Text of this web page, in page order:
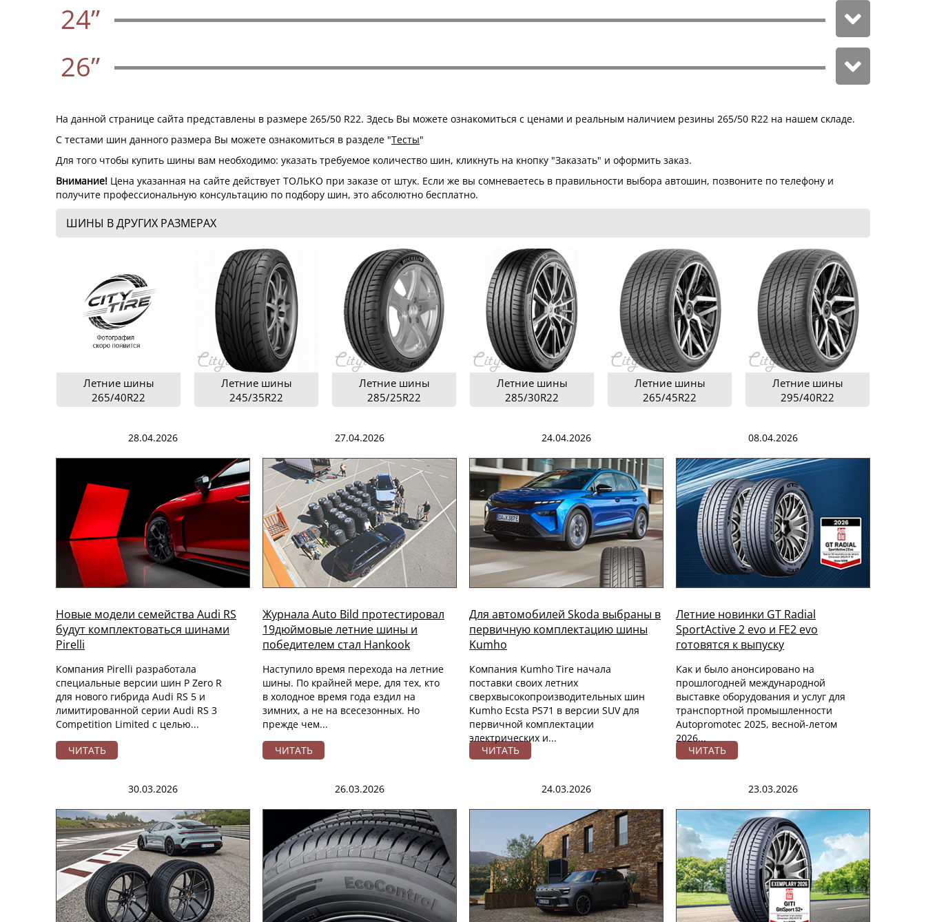
24”
26”
На данной странице сайта представлены в размере 265/50 R22. Здесь Вы можете ознакомиться с ценами и реальным наличием резины 265/50 R22 на нашем складе.
С тестами шин данного размера Вы можете ознакомиться в разделе "Тесты"
Для того чтобы купить шины вам необходимо: указать требуемое количество шин, кликнуть на кнопку "Заказать" и оформить заказ.
Внимание! Цена указанная на сайте действует ТОЛЬКО при заказе от штук. Если же вы сомневаетесь в правильности выбора автошин, позвоните по телефону и
получите профессиональную консультацию по подбору шин, это абсолютно бесплатно.
ШИНЫ В ДРУГИХ РАЗМЕРАХ
Летние шины
265/40R22
Летние шины
245/35R22
Летние шины
285/25R22
Летние шины
285/30R22
Летние шины
265/45R22
Летние шины
295/40R22
28.04.2026
Новые модели семейства Audi RS
будут комплектоваться шинами
Pirelli
Компания Pirelli разработала
специальные версии шин P Zero R
для нового гибрида Audi RS 5 и
лимитированной серии Audi RS 3
Competition Limited с целью...
ЧИТАТЬ
27.04.2026
Журнала Auto Bild протестировал
19дюймовые летние шины и
победителем стал Hankook
Наступило время перехода на летние
шины. По крайней мере, для тех, кто
в холодное время года ездил на
зимних, а не на всесезонных. Но
прежде чем...
ЧИТАТЬ
24.04.2026
Для автомобилей Skoda выбраны в
первичную комплектацию шины
Kumho
Компания Kumho Tire начала
поставки своих летних
сверхвысокопроизводительных шин
Kumho Ecsta PS71 в версии SUV для
первичной комплектации
электрических и...
ЧИТАТЬ
08.04.2026
Летние новинки GT Radial
SportActive 2 evo и FE2 evo
готовятся к выпуску
Как и было анонсировано на
прошлогодней международной
выставке оборудования и услуг для
транспортной промышленности
Autopromotec 2025, весной-летом
2026...
ЧИТАТЬ
30.03.2026 26.03.2026 24.03.2026 23.03.2026